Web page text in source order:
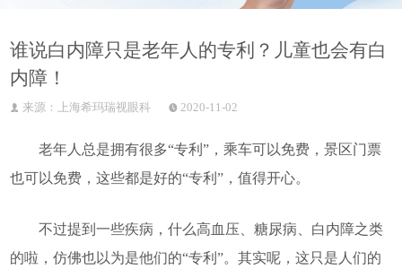
谁说白内障只是老年人的专利？儿童也会有白
内障！
来源：上海希玛瑞视眼科 2020-11-02
老年人总是拥有很多“专利”，乘车可以免费，景区门票
也可以免费，这些都是好的“专利”，值得开心。
不过提到一些疾病，什么高血压、糖尿病、白内障之类
的啦，仿佛也以为是他们的“专利”。其实呢，这只是人们的